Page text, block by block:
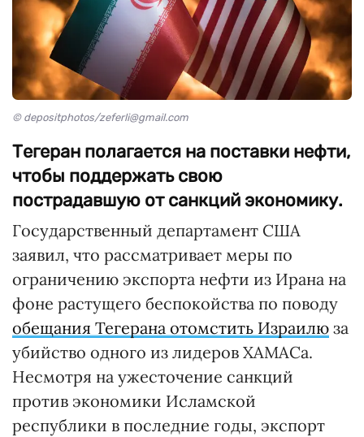
© depositphotos/zeferli@gmail.com
Тегеран полагается на поставки нефти,
чтобы поддержать свою
пострадавшую от санкций экономику.
Государственный департамент США
заявил, что рассматривает меры по
ограничению экспорта нефти из Ирана на
фоне растущего беспокойства по поводу
обещания Тегерана отомстить Израилю за
убийство одного из лидеров ХАМАСа.
Несмотря на ужесточение санкций
против экономики Исламской
республики в последние годы, экспорт